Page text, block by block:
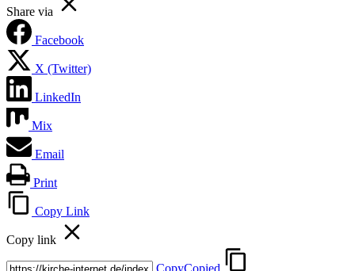
Share via
Facebook
X (Twitter)
LinkedIn
Mix
Email
Print
Copy Link
Copy link
CopyCopied